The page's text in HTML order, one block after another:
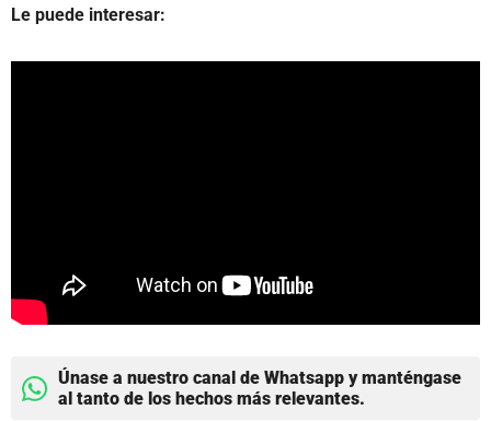
Le puede interesar:
Únase a nuestro canal de Whatsapp y manténgase
al tanto de los hechos más relevantes.